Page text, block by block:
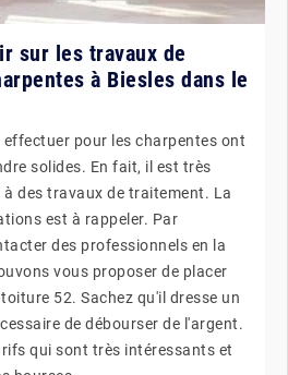
sur les travaux de
à Biesles dans le
pour les charpentes ont
solides. En fait, il est très
des travaux de traitement. La
est à rappeler. Par
des professionnels en la
vous proposer de placer
52. Sachez qu'il dresse un
de débourser de l'argent.
qui sont très intéressants et